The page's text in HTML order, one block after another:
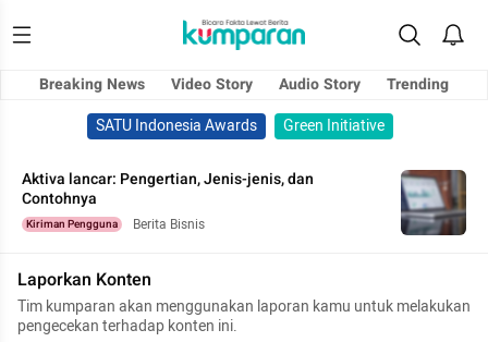
Breaking News Video Story Audio Story
Trending
SATU Indonesia Awards
Green Initiative
Aktiva lancar: Pengertian, Jenis-jenis, dan
Contohnya
Kiriman Pengguna Berita Bisnis
Laporkan Konten
Tim kumparan akan menggunakan laporan kamu untuk melakukan
pengecekan terhadap konten ini.